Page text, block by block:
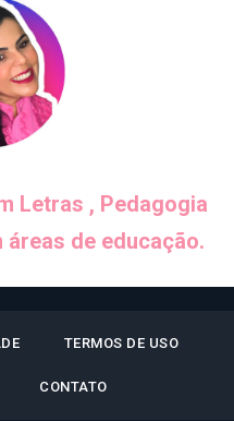
Letras , Pedagogia
de educação.
TERMOS DE USO
CONTATO